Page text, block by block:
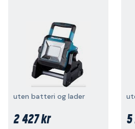
uten batteri og lader
2 427 kr 5